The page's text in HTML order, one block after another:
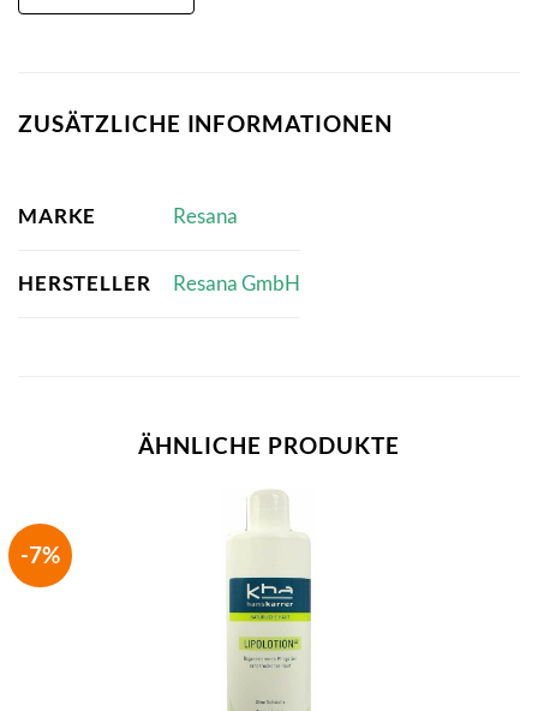
ZUSÄTZLICHE INFORMATIONEN
MARKE Resana
HERSTELLER Resana GmbH
ÄHNLICHE PRODUKTE
-7%